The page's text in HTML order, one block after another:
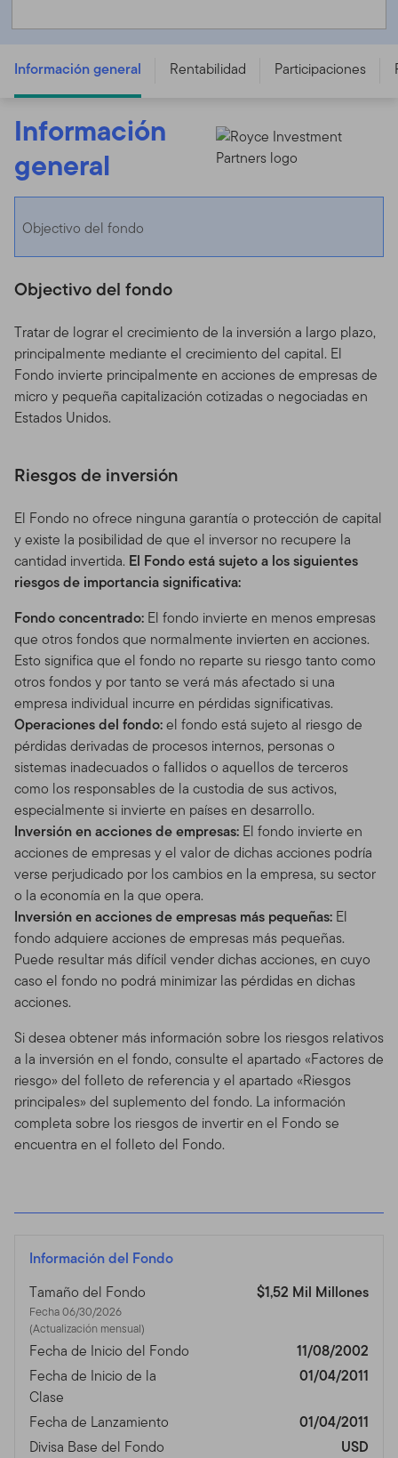
ACC - IE00B53B0H15
Información general Rentabilidad Participaciones
Información
general
Objectivo del fondo
Objectivo del fondo
Tratar de lograr el crecimiento de la inversión a largo plazo,
principalmente mediante el crecimiento del capital. El
Fondo invierte principalmente en acciones de empresas de
micro y pequeña capitalización cotizadas o negociadas en
Estados Unidos.
Riesgos de inversión
El Fondo no ofrece ninguna garantía o protección de capital
y existe la posibilidad de que el inversor no recupere la
cantidad invertida. El Fondo está sujeto a los siguientes
riesgos de importancia significativa:
Fondo concentrado: El fondo invierte en menos empresas
que otros fondos que normalmente invierten en acciones.
Esto significa que el fondo no reparte su riesgo tanto como
otros fondos y por tanto se verá más afectado si una
empresa individual incurre en pérdidas significativas.
Operaciones del fondo:el fondo está sujeto al riesgo de
pérdidas derivadas de procesos internos, personas o
sistemas inadecuados o fallidos o aquellos de terceros
como los responsables de la custodia de sus activos,
especialmente si invierte en países en desarrollo.
Inversión en acciones de empresas: El fondo invierte en
acciones de empresas y el valor de dichas acciones podría
verse perjudicado por los cambios en la empresa, su sector
o la economía en la que opera.
Inversión en acciones de empresas más pequeñas: El
fondo adquiere acciones de empresas más pequeñas.
Puede resultar más difícil vender dichas acciones, en cuyo
caso el fondo no podrá minimizar las pérdidas en dichas
acciones.
Si desea obtener más información sobre los riesgos relativos
a la inversión en el fondo, consulte el apartado «Factores de
riesgo» del folleto de referencia y el apartado «Riesgos
principales» del suplemento del fondo. La información
completa sobre los riesgos de invertir en el Fondo se
encuentra en el folleto del Fondo.
Información del Fondo
Tamaño del Fondo
Fecha 06/30/2026
(Actualización mensual)
$1,52 Mil Millones
Fecha de Inicio del Fondo
11/08/2002
Fecha de Inicio de la
Clase
01/04/2011
Fecha de Lanzamiento
01/04/2011
Divisa Base del Fondo
USD